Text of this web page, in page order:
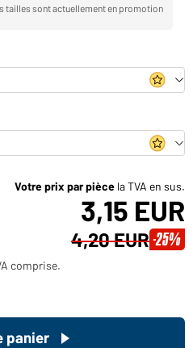
tailles sont actuellement en promotion
Votre prix par pièce la TVA en sus.
3,15 EUR
4,20 EUR -25%
comprise.
panier